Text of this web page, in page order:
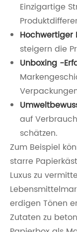
Einzigartige
Hochwertiger
steigern die
Unboxing -
auf
schätzen.
Zum Beispiel
starre
Luxus zu
erdigen Tönen
Zutaten zu